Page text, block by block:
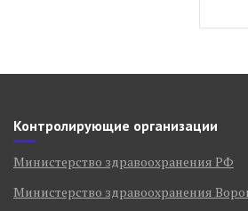
Контролирующие организации
Министерство здравоохранения РФ
Министерство здравоохранения